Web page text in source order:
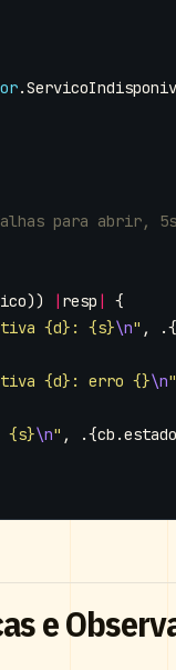
.
)) | resp |
{
{d}: {s}\n" ,
.{
{d}: erro {}\n"
{s}\n" , .{cb .
e